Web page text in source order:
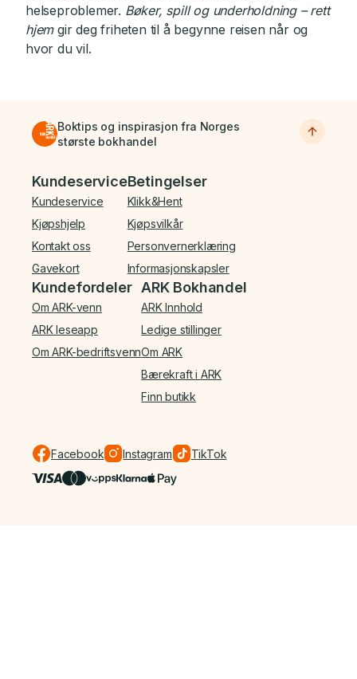
helseproblemer. Bøker, spill og underholdning – rett
hjemgir deg friheten til å begynne reisen når og
hvor du vil.
Boktips og inspirasjon fra Norges
største bokhandel
Bunnmeny
Kundeservice
Kundeservice
Kjøpshjelp
Kontakt oss
Gavekort
Betingelser
Klikk&Hent
Kjøpsvilkår
Personvernerklæring
Informasjonskapsler
Kundefordeler
Om ARK-venn
ARK leseapp
Om ARK-bedriftsvenn
ARK Bokhandel
ARK Innhold
Ledige stillinger
Om ARK
Bærekraft i ARK
Finn butikk
Facebook Instagram TikTok